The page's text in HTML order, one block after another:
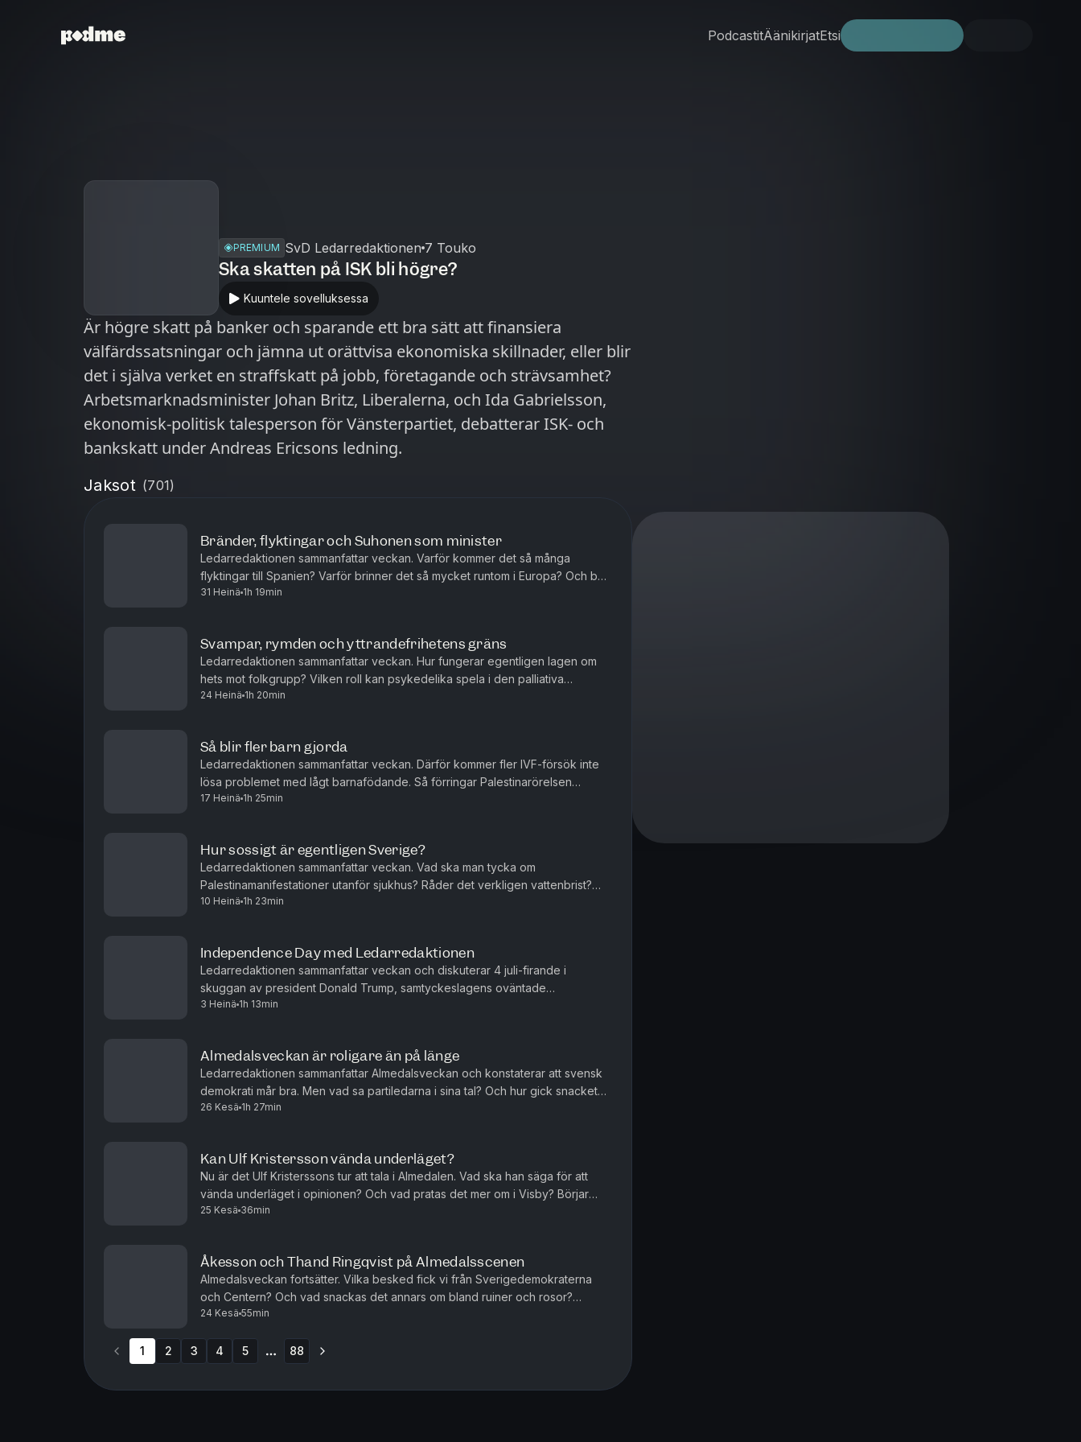
PodcastitÄänikirjatEtsi
PREMIUM SvD Ledarredaktionen 7 Touko
Ska skatten på ISK bli högre?
Kuuntele sovelluksessa
Är högre skatt på banker och sparande ett bra sätt att finansiera
välfärdssatsningar och jämna ut orättvisa ekonomiska skillnader, eller blir
det i själva verket en straffskatt på jobb, företagande och strävsamhet?
Arbetsmarknadsminister Johan Britz, Liberalerna, och Ida Gabrielsson,
ekonomisk-politisk talesperson för Vänsterpartiet, debatterar ISK- och
bankskatt under Andreas Ericsons ledning.
Jaksot (701)
Bränder, flyktingar och Suhonen som minister
Ledarredaktionen sammanfattar veckan. Varför kommer det så många
flyktingar till Spanien? Varför brinner det så mycket runtom i Europa? Och bör
Daniel Suhonen få chansen som minister? Mattias Svensson...
31 Heinä 1h 19min
Svampar, rymden och yttrandefrihetens gräns
Ledarredaktionen sammanfattar veckan. Hur fungerar egentligen lagen om
hets mot folkgrupp? Vilken roll kan psykedelika spela i den palliativa
vården? Och vad handlar den nya rymdkapplöpningen om? Matt...
24 Heinä 1h 20min
Så blir fler barn gjorda
Ledarredaktionen sammanfattar veckan. Därför kommer fler IVF-försök inte
lösa problemet med lågt barnafödande. Så förringar Palestinarörelsen
Förintelsen. Och det kan Sverige lära av Tyskland. Peter W...
17 Heinä 1h 25min
Hur sossigt är egentligen Sverige?
Ledarredaktionen sammanfattar veckan. Vad ska man tycka om
Palestinamanifestationer utanför sjukhus? Råder det verkligen vattenbrist?
Och hur ska Sverige bli mer borgerligt? Tove Lifvendahl, Peter We...
10 Heinä 1h 23min
Independence Day med Ledarredaktionen
Ledarredaktionen sammanfattar veckan och diskuterar 4 juli-firande i
skuggan av president Donald Trump, samtyckeslagens oväntade
konsekvenser samt vikten av att inte riva fel staket. Tove Lifvendahl, ...
3 Heinä 1h 13min
Almedalsveckan är roligare än på länge
Ledarredaktionen sammanfattar Almedalsveckan och konstaterar att svensk
demokrati mår bra. Men vad sa partiledarna i sina tal? Och hur gick snacket
inför valet i höst? Tove Lifvendahl, Paulina Neuding...
26 Kesä 1h 27min
Kan Ulf Kristersson vända underläget?
Nu är det Ulf Kristerssons tur att tala i Almedalen. Vad ska han säga för att
vända underläget i opinionen? Och vad pratas det mer om i Visby? Börjar
vänstern bli segerviss? Andreas Ericson diskuterar...
25 Kesä 36min
Åkesson och Thand Ringqvist på Almedalsscenen
Almedalsveckan fortsätter. Vilka besked fick vi från Sverigedemokraterna
och Centern? Och vad snackas det annars om bland ruiner och rosor?
Andreas Ericson gästas av Fredrik Johansson, krönikör på led...
24 Kesä 55min
1 2 3 4 5 88